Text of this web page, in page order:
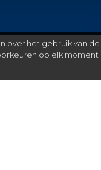
het gebruik van
op elk